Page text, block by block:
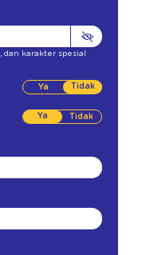
, dan karakter spesial
Tidak
Ya